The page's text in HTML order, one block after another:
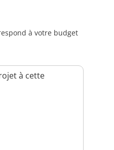
à votre budget
à cette